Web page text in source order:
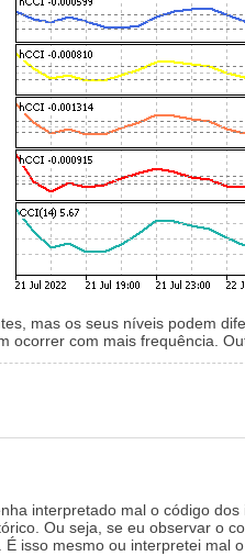
mas os seus níveis podem
ocorrer com mais frequência.
interpretado mal o código
Ou seja, se eu observar o
isso mesmo ou interpretei mal